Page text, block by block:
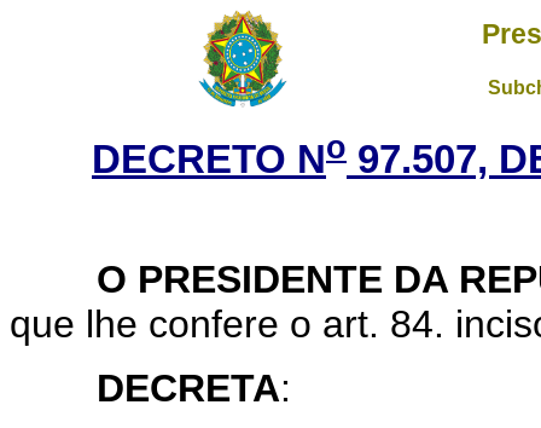
DECRETO No 97.507,
O PRESIDENTE DA
que lhe confere o art. 84.
DECRETA: